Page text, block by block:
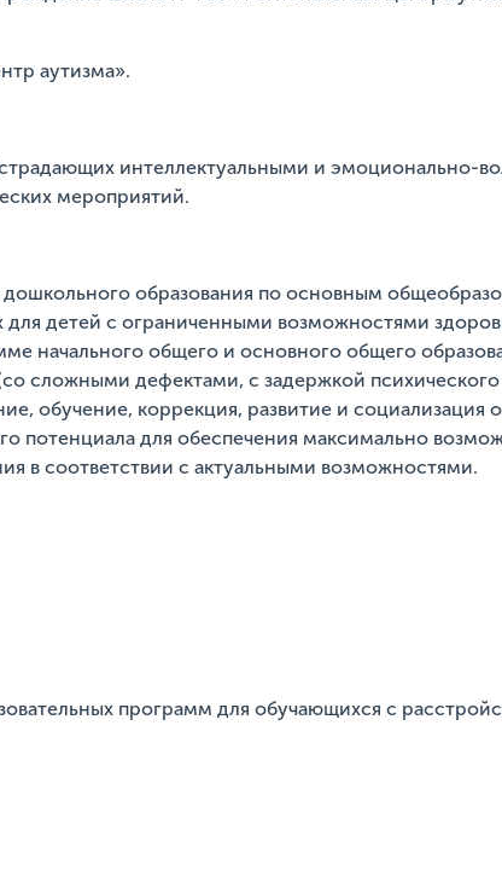
аутизма».
интеллектуальными и эмоционально-
мероприятий.
образования по основным
детей с ограниченными возможностями
начального общего и основного общего
сложными дефектами, с задержкой психического
обучение, коррекция, развитие и социализация
потенциала для обеспечения максимально
в соответствии с актуальными возможностями.
программ для обучающихся с